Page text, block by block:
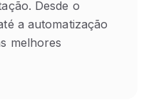
Desde o
a automatização
melhores